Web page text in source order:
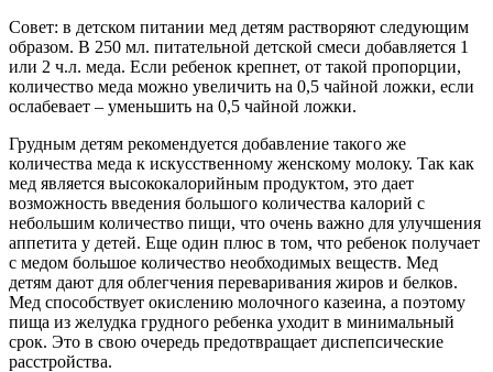
Совет: в детском питании мед детям растворяют следующим
образом. В 250 мл. питательной детской смеси добавляется 1
или 2 ч.л. меда. Если ребенок крепнет, от такой пропорции,
количество меда можно увеличить на 0,5 чайной ложки, если
ослабевает – уменьшить на 0,5 чайной ложки.
Грудным детям рекомендуется добавление такого же
количества меда к искусственному женскому молоку. Так как
мед является высококалорийным продуктом, это дает
возможность введения большого количества калорий с
небольшим количество пищи, что очень важно для улучшения
аппетита у детей. Еще один плюс в том, что ребенок получает
с медом большое количество необходимых веществ. Мед
детям дают для облегчения переваривания жиров и белков.
Мед способствует окислению молочного казеина, а поэтому
пища из желудка грудного ребенка уходит в минимальный
срок. Это в свою очередь предотвращает диспепсические
расстройства.